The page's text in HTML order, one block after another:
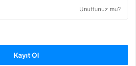
Unuttunuz mu?
Kayıt Ol